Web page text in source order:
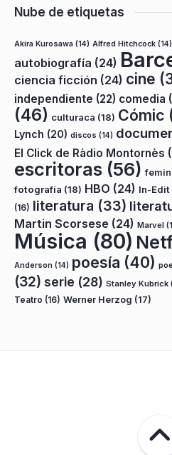
Nube de etiquetas
Akira Kurosawa (14) Alfred Hitchcock (14)
autobiografía (24)
ciencia ficción (24) cine
independiente (22) comedia
(46) culturaca (18) Cómic
Lynch (20) discos (14)
El Click de Ràdio Montornès
escritoras (56)
fotografía (18) HBO (24) In-Edit
(16) literatura (33)
Martin Scorsese (24) Marvel
Música (80)
Anderson (14) poesía (40)
(32) serie (28) Stanley Kubrick
Teatro (16) Werner Herzog (17)